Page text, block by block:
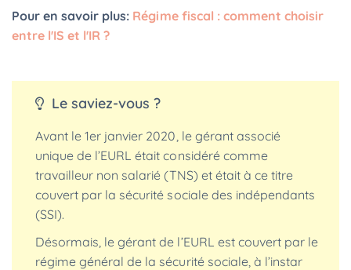
Pour en savoir plus: Régime fiscal : comment choisir
entre l'IS et l'IR ?
Le saviez-vous ?
Avant le 1er janvier 2020, le gérant associé
unique de l’EURL était considéré comme
travailleur non salarié (TNS) et était à ce titre
couvert par la sécurité sociale des indépendants
(SSI).
Désormais, le gérant de l’EURL est couvert par le
régime général de la sécurité sociale, à l’instar